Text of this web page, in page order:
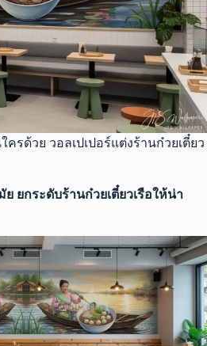
รด้วย วอลเปเปอร์แต่งร้านก๋วยเตี๋ยว
ยกระดับร้านก๋วยเตี๋ยวเรือให้น่า